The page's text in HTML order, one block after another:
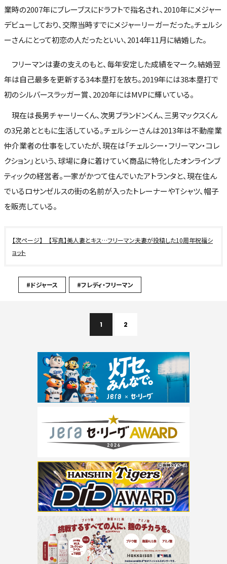
業時の2007年にブレーブスにドラフトで指名され、2010年にメジャー
デビューしており、交際当時すでにメジャーリーガーだった。チェルシ
ーさんにとって初恋の人だったといい、2014年11月に結婚した。
フリーマンは妻の支えのもと、毎年安定した成績をマーク。結婚翌
年は自己最多を更新する34本塁打を放ち。2019年には38本塁打で
初のシルバースラッガー賞、2020年にはMVPに輝いている。
現在は長男チャーリーくん、次男ブランドンくん、三男マックスくん
の3兄弟とともに生活している。チェルシーさんは2013年は不動産業
仲介業者の仕事をしていたが、現在は「チェルシー・フリーマン・コレ
クション」という、球場に身に着けていく商品に特化したオンラインブ
ティックの経営者。一家がかつて住んでいたアトランタと、現在住ん
でいるロサンゼルスの街の名前が入ったトレーナーやTシャツ、帽子
を販売している。
【写真】美人妻とキス…フリーマン夫妻が投稿した10周年祝福シ
ョット
#ドジャース #フレディ・フリーマン
1 2